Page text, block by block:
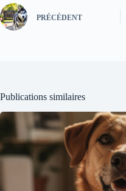
PRÉCÉDENT
Publications similaires